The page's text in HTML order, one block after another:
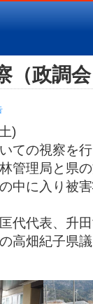
（政調会
)
ての視察を行
管理局と県
中に入り被
代代表、升
高畑紀子県